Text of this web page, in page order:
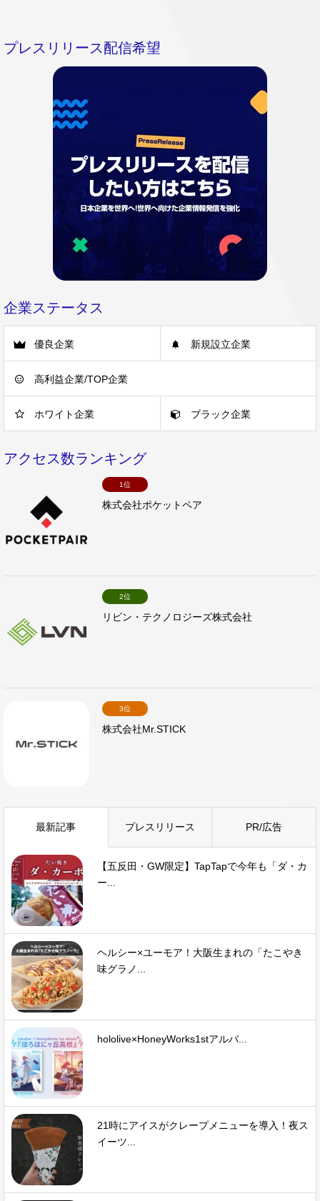
プレスリリース配信希望
企業ステータス
優良企業 新規設立企業
高利益企業/TOP企業
ホワイト企業 ブラック企業
アクセス数ランキング
1位
株式会社ポケットペア
2位
リビン・テクノロジーズ株式会社
3位
株式会社Mr.STICK
最新記事 プレスリリース PR/広告
【五反田・GW限定】TapTapで今年も「ダ・カ
ー...
ヘルシー×ユーモア！大阪生まれの「たこやき
味グラノ...
hololive×HoneyWorks1stアルバ...
21時にアイスがクレープメニューを導入！夜ス
イーツ...